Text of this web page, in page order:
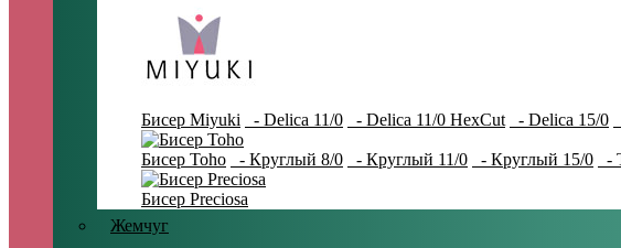
Бисер Miyuki - Delica 11/0 - Delica 11/0 HexCut - Delica 15/0
Бисер Toho - Круглый 8/0 - Круглый 11/0 - Круглый 15/0 -
Бисер Preciosa
Жемчуг